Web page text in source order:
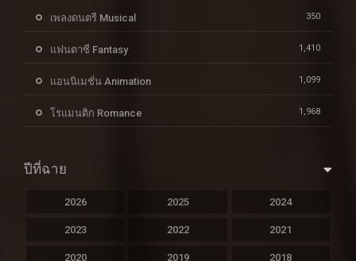
เพลงดนตรี Musical 350
แฟนตาซี Fantasy 1,410
แอนนิเมชั่น Animation 1,099
โรแมนติก Romance 1,968
ปีที่ฉาย
2026 2025 2024
2023 2022 2021
2020 2019 2018